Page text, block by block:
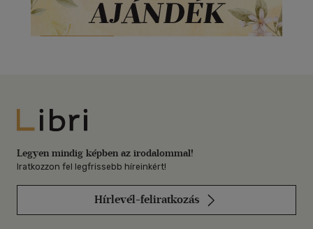
Libri
Legyen mindig képben az irodalommal!
Iratkozzon fel legfrissebb híreinkért!
Hírlevél-feliratkozás